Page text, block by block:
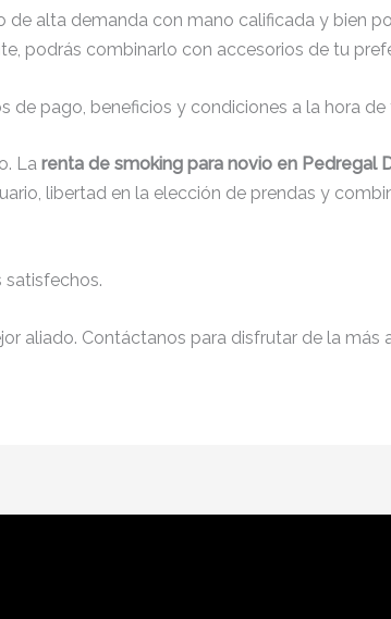
de alta demanda con mano calificada y bien
podrás combinarlo con accesorios de tu
de pago, beneficios y condiciones a la hora de
La renta de smoking para novio en Pedregal
libertad en la elección de prendas y
satisfechos.
aliado. Contáctanos para disfrutar de la más